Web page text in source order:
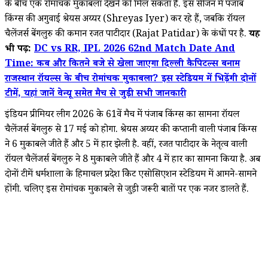
के बीच एक रोमांचक मुकाबला देखने को मिल सकता है. इस सीजन में पंजाब
किंग्स की अगुवाई श्रेयस अय्यर (Shreyas Iyer) कर रहे हैं, जबकि रॉयल
चैलेंजर्स बेंगलुरु की कमान रजत पाटीदार (Rajat Patidar) के कंधों पर है.यह
भी पढ़ें: DC vs RR, IPL 2026 62nd Match Date And
Time: कब और कितने बजे से खेला जाएगा दिल्ली कैपिटल्स बनाम
राजस्थान रॉयल्स के बीच रोमांचक मुकाबला? इस स्टेडियम में भिड़ेंगी दोनों
टीमें, यहां जानें वेन्यू समेत मैच से जुड़ी सभी जानकारी
इंडियन प्रीमियर लीग 2026 के 61वें मैच में पंजाब किंग्स का सामना रॉयल
चैलेंजर्स बेंगलुरु से 17 मई को होगा. श्रेयस अय्यर की कप्तानी वाली पंजाब किंग्स
ने 6 मुकाबले जीते हैं और 5 में हार झेली है. वहीं, रजत पाटीदार के नेतृत्व वाली
रॉयल चैलेंजर्स बेंगलुरु ने 8 मुकाबले जीते हैं और 4 में हार का सामना किया है. अब
दोनों टीमें धर्मशाला के हिमाचल प्रदेश क्रिकेट एसोसिएशन स्टेडियम में आमने-सामने
होंगी. चलिए इस रोमांचक मुकाबले से जुड़ी जरूरी बातों पर एक नजर डालते हैं.